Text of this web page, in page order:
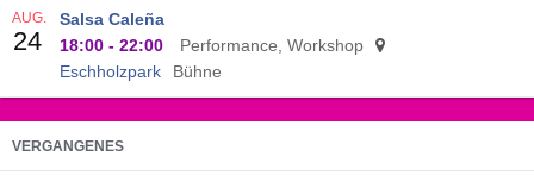
Salsa Caleña
18:00 - 22:00
Performance, Workshop
Eschholzpark
Bühne
AUG.
24
VERGANGENES